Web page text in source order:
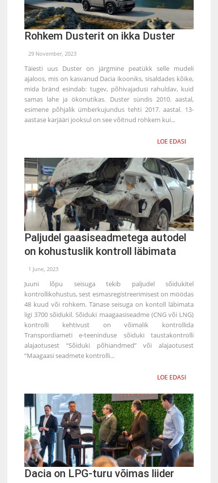
Rohkem Dusterit on ikka Duster
29 November, 2023
Täiesti uus Duster on järgmine peatükk selle mudeli
ajaloos, mis on kasvanud Dacia ikooniks, sisaldades kõike,
mida bränd esindab: tugev, põhivajadusi rahuldav, kuid
samas lahe ja ökonutikas. Duster sündis 2010. aastal,
esimene põhjalik ümberkujundus tehti 2017. aastal. 13-
aastase karjääri jooksul on see võitnud rohkem kui...
LOE EDASI
Paljudel gaasiseadmetega autodel
on kohustuslik kontroll läbimata
1 June, 2023
Juuni lõpu seisuga tekib paljudel sõidukitel
kontrollikohustus, sest esmasregistreerimisest on möödas
48 kuud või rohkem. Tänase seisuga on kontoll läbimata
ligi 3700 sõidukil. Sõiduki maagaasiseadme (CNG või LNG)
kontrolli kehtivust on võimalik kontrollida
Transpordiameti e-teeninduse sõiduki taustakontrolli
alajaotusest “Sõiduki põhiandmed” või alajaotusest
“Maagaasi seadmete kontrolli...
LOE EDASI
Dacia on LPG-turu võimas liider